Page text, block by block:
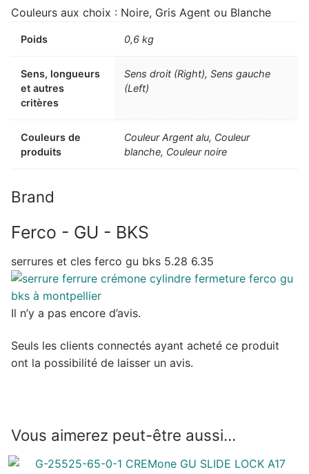
Couleurs aux choix : Noire, Gris Agent ou Blanche
Poids 0,6 kg
Sens, longueurs
et autres
critères
Sens droit (Right), Sens gauche
(Left)
Couleurs de
produits
Couleur Argent alu, Couleur
blanche, Couleur noire
Brand
Ferco - GU - BKS
serrures et cles ferco gu bks 5.28 6.35
Il n’y a pas encore d’avis.
Seuls les clients connectés ayant acheté ce produit
ont la possibilité de laisser un avis.
Vous aimerez peut-être aussi…